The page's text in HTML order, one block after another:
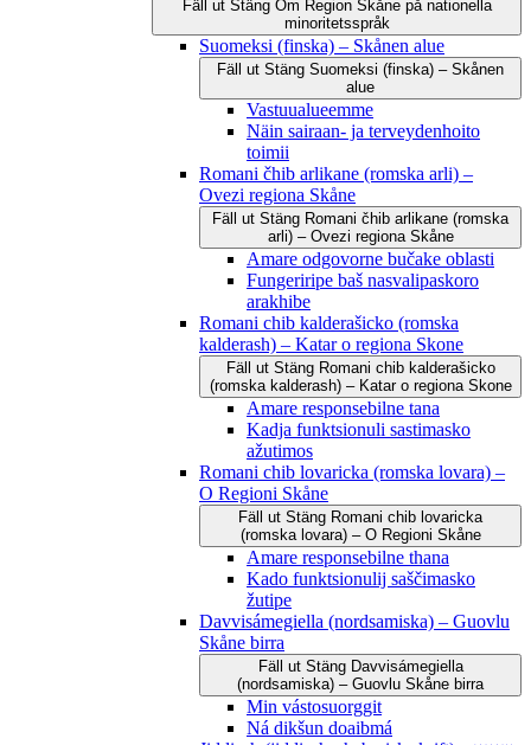
Fäll ut Stäng Om Region Skåne på nationella
minoritetsspråk
Suomeksi (finska) – Skånen alue
Fäll ut Stäng Suomeksi (finska) – Skånen
alue
Vastuualueemme
Näin sairaan- ja terveydenhoito
toimii
Romani čhib arlikane (romska arli) –
Ovezi regiona Skåne
Fäll ut Stäng Romani čhib arlikane (romska
arli) – Ovezi regiona Skåne
Amare odgovorne bučake oblasti
Fungeriripe baš nasvalipaskoro
arakhibe
Romani chib kalderašicko (romska
kalderash) – Katar o regiona Skone
Fäll ut Stäng Romani chib kalderašicko
(romska kalderash) – Katar o regiona Skone
Amare responsebilne tana
Kadja funktsionuli sastimasko
ažutimos
Romani chib lovaricka (romska lovara) –
O Regioni Skåne
Fäll ut Stäng Romani chib lovaricka
(romska lovara) – O Regioni Skåne
Amare responsebilne thana
Kado funktsionulij saščimasko
žutipe
Davvisámegiella (nordsamiska) – Guovlu
Skåne birra
Fäll ut Stäng Davvisámegiella
(nordsamiska) – Guovlu Skåne birra
Min vástosuorggit
Ná dikšun doaibmá